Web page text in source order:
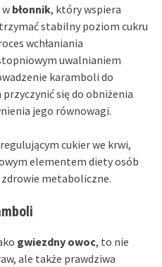
błonnik, który wspiera
stabilny poziom cukru
wchłaniania
uwalnianiem
karamboli do
się do obniżenia
jego równowagi.
cukier we krwi,
elementem diety osób
metaboliczne.
gwiezdny owoc, to nie
ale także prawdziwa